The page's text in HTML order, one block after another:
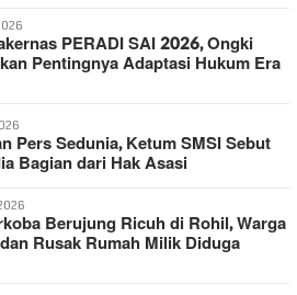
PERADI SAI 2026, Ongki
Pentingnya Adaptasi Hukum Era
Pers Sedunia, Ketum SMSI Sebut
Bagian dari Hak Asasi
Berujung Ricuh di Rohil, Warga
Rusak Rumah Milik Diduga